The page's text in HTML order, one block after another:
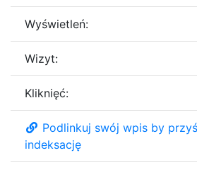
Wyświetleń:
Wizyt:
Kliknięć:
Podlinkuj swój wpis by
indeksację